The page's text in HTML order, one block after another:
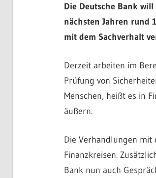
Die Deutsche Bank
nächsten Jahren rund
mit dem Sachverhalt
Derzeit arbeiten im
Prüfung von
Menschen, heißt es in
äußern.
Die Verhandlungen
Finanzkreisen.
Bank nun auch